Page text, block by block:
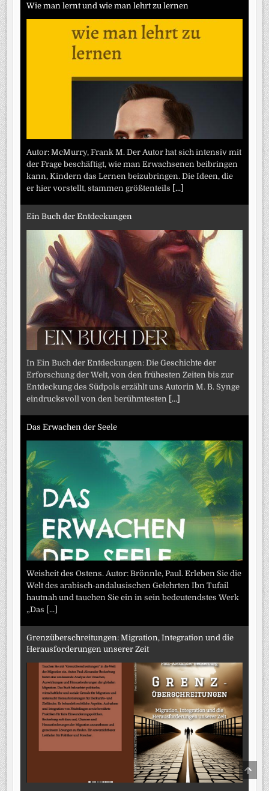
Wie man lernt und wie man lehrt zu lernen
Autor: McMurry, Frank M. Der Autor hat sich intensiv mit
der Frage beschäftigt, wie man Erwachsenen beibringen
kann, Kindern das Lernen beizubringen. Die Ideen, die
er hier vorstellt, stammen größtenteils [...]
Ein Buch der Entdeckungen
In Ein Buch der Entdeckungen: Die Geschichte der
Erforschung der Welt, von den frühesten Zeiten bis zur
Entdeckung des Südpols erzählt uns Autorin M. B. Synge
eindrucksvoll von den berühmtesten [...]
Das Erwachen der Seele
Weisheit des Ostens. Autor: Brönnle, Paul. Erleben Sie die
Welt des arabisch-andalusischen Gelehrten Ibn Tufail
hautnah und tauchen Sie ein in sein bedeutendstes Werk
„Das [...]
Grenzüberschreitungen: Migration, Integration und die
Herausforderungen unserer Zeit
TO
TOP